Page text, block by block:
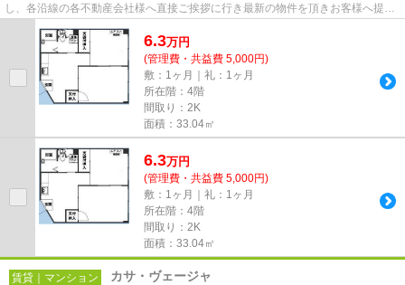
し、各沿線の各不動産会社様へ直接ご挨拶に行き最新の物件を頂きお客様へ提供
6.3万円
(管理費・共益費 5,000円)
敷：1ヶ月｜礼：1ヶ月
所在階：4階
間取り：2K
面積：33.04㎡
6.3万円
(管理費・共益費 5,000円)
敷：1ヶ月｜礼：1ヶ月
所在階：4階
間取り：2K
面積：33.04㎡
賃貸｜マンション カサ・ヴェージャ